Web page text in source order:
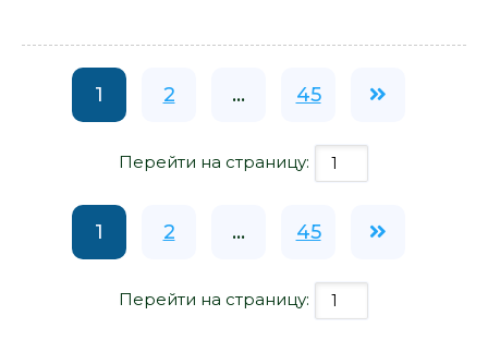
1 2 ... 45
Перейти на страницу:
1 2 ... 45
Перейти на страницу: